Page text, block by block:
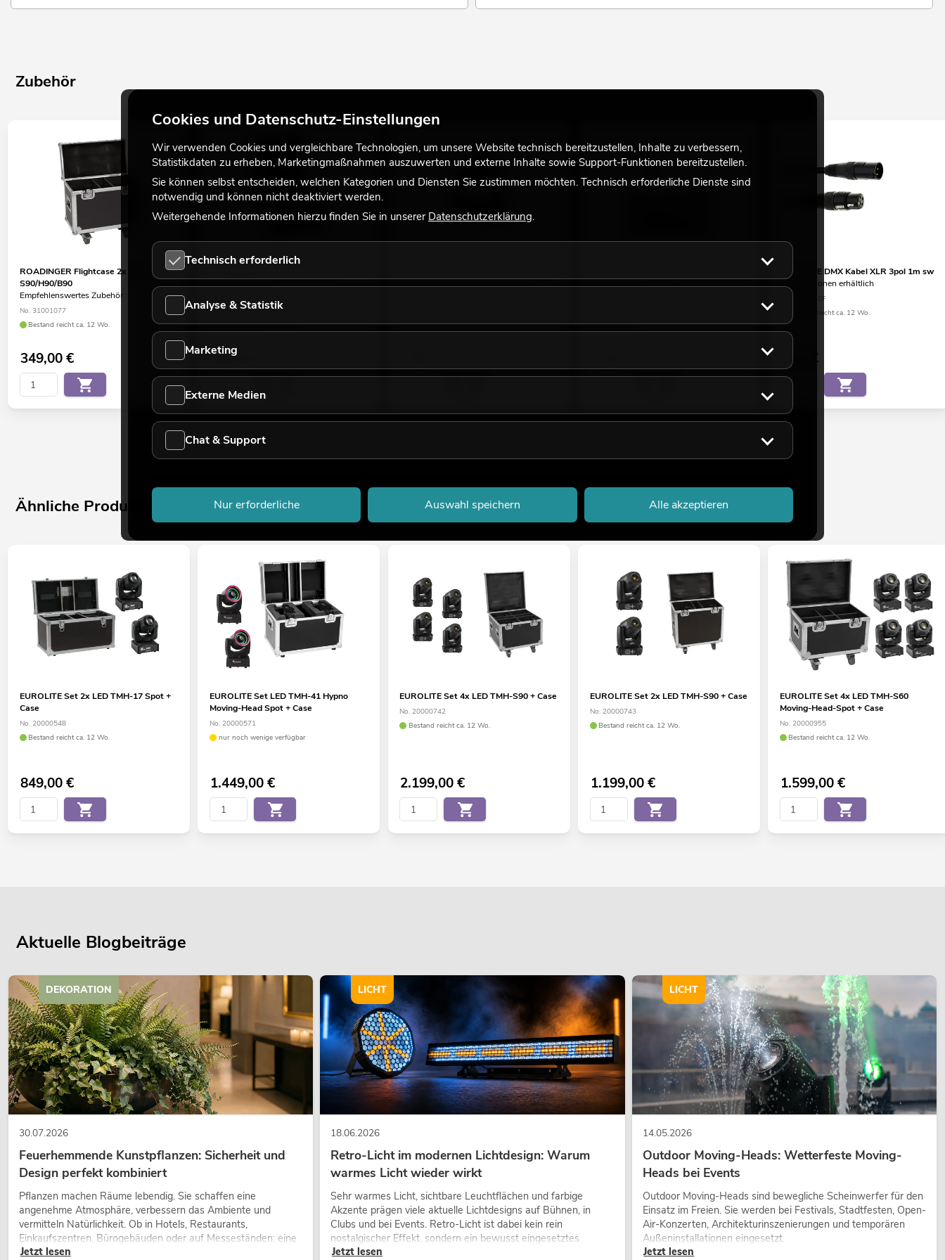
Zubehör
ROADINGER Flightcase 2x TMH-
S90/H90/B90
Empfehlenswertes Zubehör
No. 31001077
Bestand reicht ca. 12 Wo.
349,00€
No. 31001078
Bestand reicht ca. 10 Wo.
499,00
No. 58010344
EUROLITE DMX Kabel XLR 3pol 1m sw
viele Versionen erhältlich
No. 3022785F
Bestand reicht ca. 12 Wo.
5,90 €
Ähnliche Produkte
EUROLITE Set 2x LED TMH-17 Spot +
Case
No. 20000548
Bestand reicht ca. 12 Wo.
849,00€
EUROLITE Set LED TMH-41 Hypno
Moving-Head Spot + Case
No. 20000571
nur noch wenige verfügbar
1.449,00€
EUROLITE Set 4x LED TMH-S90 + Case
No. 20000742
Bestand reicht ca. 12 Wo.
2.199,00€
EUROLITE Set 2x LED TMH-S90 + Case
No. 20000743
Bestand reicht ca. 12 Wo.
1.199,00€
EUROLITE Set 4x LED TMH-S60
Moving-Head-Spot + Case
No. 20000955
Bestand reicht ca. 12 Wo.
1.599,00€
Aktuelle Blogbeiträge
30.07.2026
Feuerhemmende Kunstpflanzen: Sicherheit und
Design perfekt kombiniert
Pflanzen machen Räume lebendig. Sie schaffen eine
angenehme Atmosphäre, verbessern das Ambiente und
vermitteln Natürlichkeit. Ob in Hotels, Restaurants,
Einkaufszentren, Bürogebäuden oder auf Messeständen: eine
hochwertige Begrünung gehört heute längst zum modernen
Jetzt lesen
DEKORATION
18.06.2026
Retro-Licht im modernen Lichtdesign: Warum
warmes Licht wieder wirkt
Sehr warmes Licht, sichtbare Leuchtflächen und farbige
Akzente prägen viele aktuelle Lichtdesigns auf Bühnen, in
Clubs und bei Events. Retro-Licht ist dabei kein rein
nostalgischer Effekt, sondern ein bewusst eingesetztes
Gestaltungsmittel: Es schafft Atmosphäre, gibt Szenen
Jetzt lesen
LICHT
14.05.2026
Outdoor Moving-Heads: Wetterfeste Moving-
Heads bei Events
Outdoor Moving-Heads sind bewegliche Scheinwerfer für den
Einsatz im Freien. Sie werden bei Festivals, Stadtfesten, Open-
Air-Konzerten, Architekturinszenierungen und temporären
Außeninstallationen eingesetzt.
Jetzt lesen
LICHT
Cookies und Datenschutz-Einstellungen
Wir verwenden Cookies und vergleichbare Technologien, um unsere Website technisch bereitzustellen, Inhalte zu verbessern,
Statistikdaten zu erheben, Marketingmaßnahmen auszuwerten und externe Inhalte sowie Support-Funktionen bereitzustellen.
Sie können selbst entscheiden, welchen Kategorien und Diensten Sie zustimmen möchten. Technisch erforderliche Dienste sind
notwendig und können nicht deaktiviert werden.
Weitergehende Informationen hierzu finden Sie in unserer Datenschutzerklärung.
Technisch erforderlich
Analyse & Statistik
Marketing
Externe Medien
Chat & Support
Nur erforderliche Auswahl speichern Alle akzeptieren